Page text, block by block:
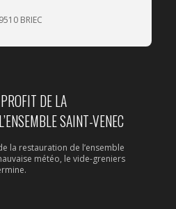
BRIEC
DE LA
SAINT-VENEC
la restauration de l’ensemble
météo, le vide-greniers